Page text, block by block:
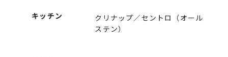
キッチン
クリナップ／セントロ（オール
ステン）